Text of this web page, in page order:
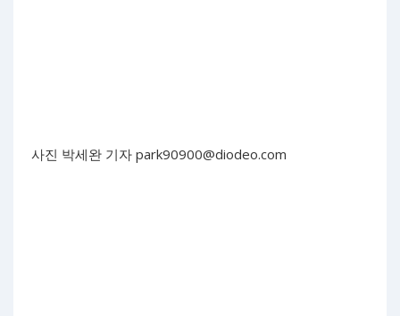
사진 박세완 기자 park90900@diodeo.com